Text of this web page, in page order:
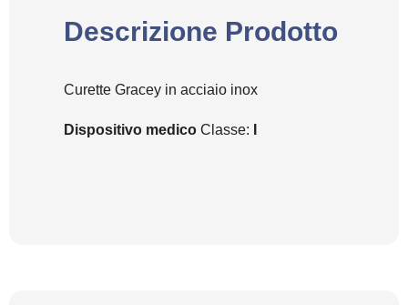
Descrizione Prodotto
Curette Gracey in acciaio inox
Dispositivo medico Classe: